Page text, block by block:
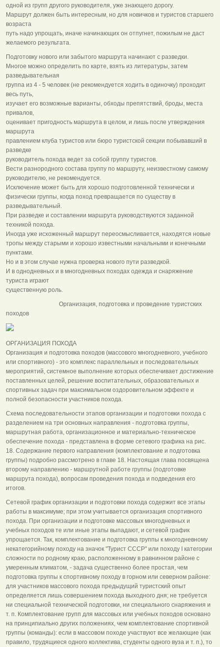
одной из групп другого руководителя, уже знающего дорогу.
Маршрут должен быть интересным, но для новичков и туристов старшего
возраста
путь надо упрощать, иначе начинающих он отпугнет, пожилым не даст
желаемого результата.
Подготовку нового или забытого маршрута начинают с разведки.
Многое можно определить по карте, взять из литературы, затем
разведывательная
группа из 4 - 5 человек (не рекомендуется ходить в одиночку) проходит
весь путь,
изучает его возможные варианты, обходы препятствий, броды, места
привалов,
оценивает пригодность маршрута в целом, и лишь после утверждения
маршрута
правлением клуба туристов или бюро туристской секции побывавший в
разведке
руководитель похода ведет за собой группу туристов.
Вести разнородного состава группу по маршруту, неизвестному самому
руководителю, не рекомендуется.
Исключение может быть для хорошо подготовленной технически и
физически группы, когда поход превращается по существу в
разведывательный.
При разведке и составлении маршрута руководствуются заданной
техникой похода.
Иногда уже исхоженный маршрут переосмысливается, находятся новые
тропы между старыми и хорошо известными начальными и конечными
пунктами.
Но и в этом случае нужна проверка нового пути разведкой.
И в однодневных и в многодневных походах одежда и снаряжение
туриста играют
существенную роль.
Организация, подготовка и проведение туристских
походов
ОРГАНИЗАЦИЯ ПОХОДА
Организация и подготовка походов (массового многодневного, учебного
или спортивного) - это комплекс параллельных и последовательных
мероприятий, системное выполнение которых обеспечивает достижение
поставленных целей, решение воспитательных, образовательных и
спортивных задач при максимальном оздоровительном эффекте и
полной безопасности участников похода.
Схема последовательности этапов организации и подготовки похода с
разделением на три основных направления - подготовка группы,
маршрутная работа, организационное и материально-техническое
обеспечение похода - представлена в форме сетевого графика на рис.
18. Содержание первого направления (комплектование и подготовка
группы) подробно рассмотрено в главе 18. Настоящая глава посвящена
второму направлению - маршрутной работе группы (подготовке
маршрута похода), вопросам проведения похода и подведения его
итогов.
Сетевой график организации и подготовки похода содержит все этапы
работы в максимуме; при этом учитывается организация спортивного
похода. При организации и подготовке массовых многодневных и
учебных походов те или иные этапы выпадают, и сетевой график
упрощается. Так, комплектование и подготовка группы к многодневному
некатегорийному походу на значок "Турист СССР" или походу I категории
сложности по родному краю, расположенному в равнинном районе с
умеренным климатом, - задача существенно более простая, чем
подготовка группы к спортивному походу в горном или северном районе:
для участников массового похода предыдущий туристский опыт
определяется лишь совершением похода выходного дня; не требуется
ни специальной технической подготовки, ни специального снаряжения и
т. п. Комплектование групп для массовых или учебных походов основано
на принципиально других положениях, чем комплектование спортивной
группы (команды): если в массовом походе участвуют все желающие (как
правило, трудящиеся одного коллектива, студенты одного вуза и т. п.), то